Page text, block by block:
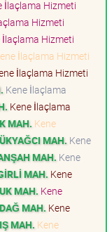
İlaçlama Hizmeti
Hizmeti
İlaçlama Hizmeti
İlaçlama Hizmeti
İlaçlama Hizmeti
Kene İlaçlama
Kene İlaçlama
MAH. Kene
MAH. Kene
MAH. Kene
MAH. Kene
MAH. Kene
MAH. Kene
MAH. Kene